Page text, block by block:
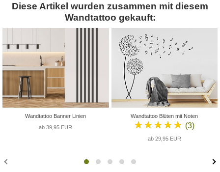
Diese Artikel wurden zusammen mit diesem
Wandtattoo gekauft:
Wandtattoo Banner Linien
ab 39,95 EUR
Wandtattoo Blüten mit Noten
★★★★★ (3)
ab 29,95 EUR